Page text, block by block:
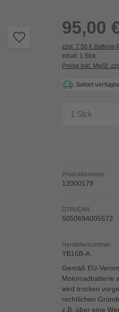
95,00
zzgl. 7,50 € Batterie-
Inhalt: 1 Stck
Preise inkl. MwSt.
Sofort
Produkt
Produktnummer:
12000178
GTIN/EAN:
5050694005572
Herstellernummer:
YB16B-A
Gemäß EU-
Motorradbatterie
wird trocken
rechtlichen
z.B. über eine